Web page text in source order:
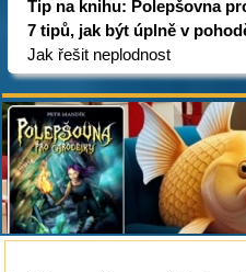
Tip na knihu: Polepšovna
7 tipů, jak být úplně v
Jak řešit neplodnost